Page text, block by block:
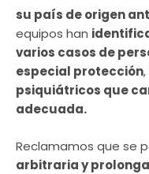
su país de origen
equipos han
varios casos de
especial protección
psiquiátricos que
adecuada.
Reclamamos que se
arbitraria y